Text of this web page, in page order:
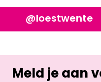
@loestwente
Meld je aan